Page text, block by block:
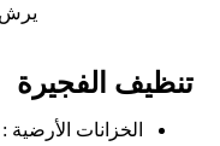
يرش
تنظيف الفجيرة
الخزانات الأرضية :